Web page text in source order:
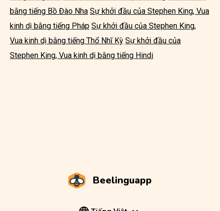
bằng tiếng Bồ Đào Nha Sự khởi đầu của Stephen King, Vua
kinh dị bằng tiếng Pháp Sự khởi đầu của Stephen King,
Vua kinh dị bằng tiếng Thổ Nhĩ Kỳ Sự khởi đầu của
Stephen King, Vua kinh dị bằng tiếng Hindi
Beelinguapp